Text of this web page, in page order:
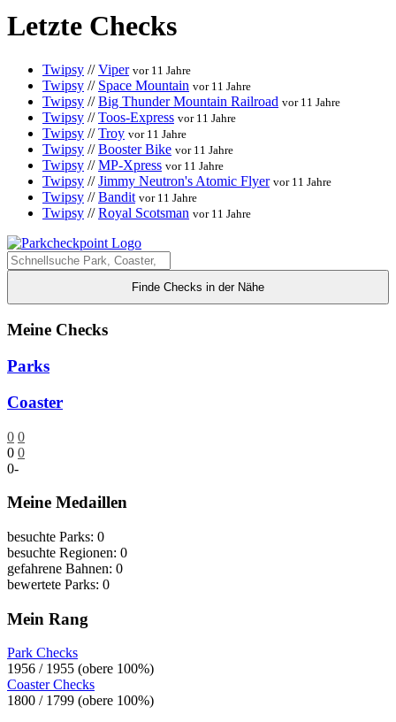
Letzte Checks
Twipsy //Viper vor 11 Jahre
Twipsy // Space Mountain vor 11 Jahre
Twipsy //Big Thunder Mountain Railroad vor 11 Jahre
Twipsy //Toos-Express vor 11 Jahre
Twipsy //Troy vor 11 Jahre
Twipsy //Booster Bike vor 11 Jahre
Twipsy //MP-Xpress vor 11 Jahre
Twipsy //Jimmy Neutron's Atomic Flyer vor 11 Jahre
Twipsy //Bandit vor 11 Jahre
Twipsy //Royal Scotsman vor 11 Jahre
Finde Checks in der Nähe
Meine Checks
Parks
Coaster
0 0
0 0
0-
Meine Medaillen
besuchte Parks: 0
besuchte Regionen: 0
gefahrene Bahnen: 0
bewertete Parks: 0
Mein Rang
Park Checks
1956 / 1955 (obere 100%)
Coaster Checks
1800 / 1799 (obere 100%)